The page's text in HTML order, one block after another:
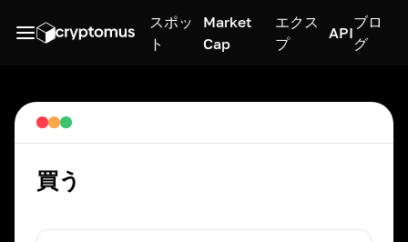
スポッ
ト
Market
Cap
エクス
プ
API
ブロ
グ
買う